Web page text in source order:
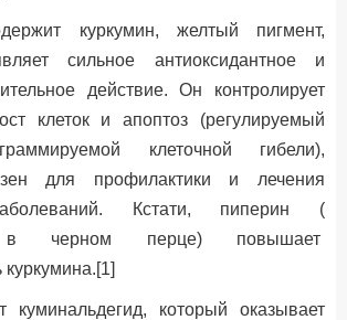
куркумин, желтый пигмент,
сильное антиоксидантное и
действие. Он контролирует
клеток и апоптоз (регулируемый
клеточной гибели),
для профилактики и лечения
Кстати, пиперин (
в черном перце) повышает
куминальдегид, который оказывает